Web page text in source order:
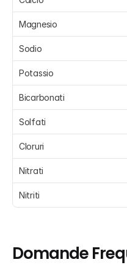
Magnesio
Sodio
Potassio
Bicarbonati
Solfati
Cloruri
Nitrati
Nitriti
Domande